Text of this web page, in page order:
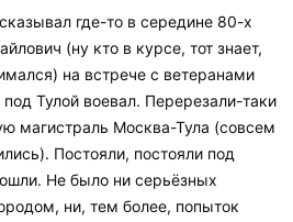
где-то в середине 80-х
(ну кто в курсе, тот знает,
на встрече с ветеранами
Тулой воевал. Перерезали-таки
магистраль Москва-Тула (совсем
Постояли, постояли под
Не было ни серьёзных
ни, тем более, попыток